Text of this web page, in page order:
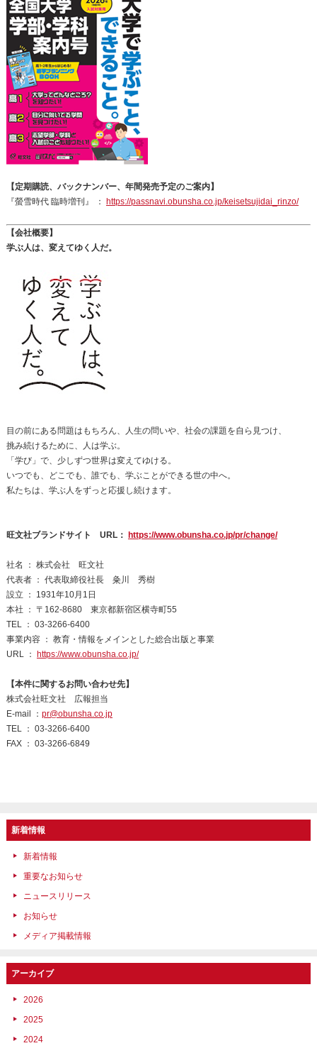
【定期購読、バックナンバー、年間発売予定のご案内】
『螢雪時代 臨時増刊』 ：
https://passnavi.obunsha.co.jp/keisetsujidai_rinzo/
【会社概要】
学ぶ人は、変えてゆく人だ。
目の前にある問題はもちろん、人生の問いや、社会の課題を自ら見つけ、
挑み続けるために、人は学ぶ。
「学び」で、少しずつ世界は変えてゆける。
いつでも、どこでも、誰でも、学ぶことができる世の中へ。
私たちは、学ぶ人をずっと応援し続けます。
旺文社ブランドサイト URL： https://www.obunsha.co.jp/pr/change/
社名 ： 株式会社 旺文社
代表者 ： 代表取締役社長 粂川 秀樹
設立 ： 1931年10月1日
本社 ： 〒162-8680 東京都新宿区横寺町55
TEL ： 03-3266-6400
事業内容 ： 教育・情報をメインとした総合出版と事業
URL ：
https://www.obunsha.co.jp/
【本件に関するお問い合わせ先】
株式会社旺文社 広報担当
E-mail ： pr@obunsha.co.jp
TEL ： 03-3266-6400
FAX ： 03-3266-6849
新着情報
新着情報
重要なお知らせ
ニュースリリース
お知らせ
メディア掲載情報
アーカイブ
2026
2025
2024